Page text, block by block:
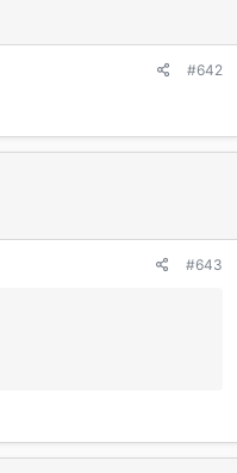
#642
#643